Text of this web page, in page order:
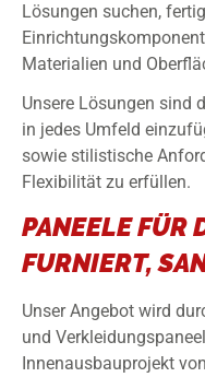
Lösungen suchen,
Materialien und
Unsere Lösungen sind
in jedes Umfeld
sowie stilistische
Flexibilität zu erfüllen.
PANEELE FÜR
FURNIERT,
Unser Angebot wird
und
Innenausbauprojekt